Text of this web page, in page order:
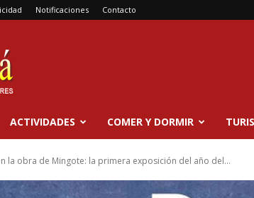
Notificaciones Contacto
ACTIVIDADES COMER Y DORMIR
la obra de Mingote: la primera exposición del año del...